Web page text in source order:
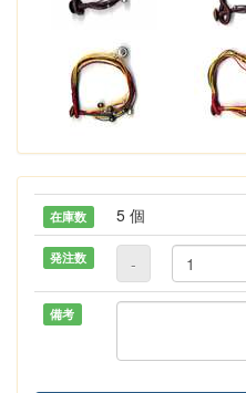
在庫数 5 個
発注数 -
備考